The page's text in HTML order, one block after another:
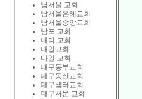
남서울 교회
남서울은혜교회
남서울중앙교회
남포 교회
내리 교회
내일교회
다일 교회
대구동부교회
대구동신교회
대구샘터교회
대구서문 교회